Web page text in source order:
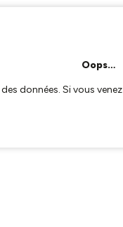
Oops…
données. Si vous